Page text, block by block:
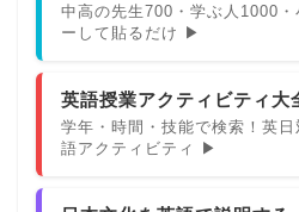
中高の先生700・学ぶ人1000
ーして貼るだけ ▶
英語授業アクティビティ大
学年・時間・技能で検索！英
語アクティビティ ▶